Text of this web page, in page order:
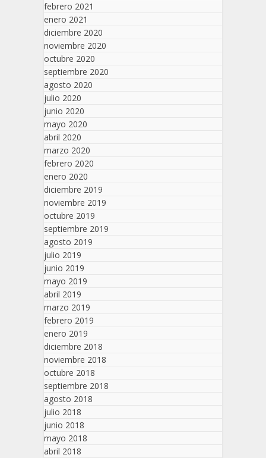
febrero 2021
enero 2021
diciembre 2020
noviembre 2020
octubre 2020
septiembre 2020
agosto 2020
julio 2020
junio 2020
mayo 2020
abril 2020
marzo 2020
febrero 2020
enero 2020
diciembre 2019
noviembre 2019
octubre 2019
septiembre 2019
agosto 2019
julio 2019
junio 2019
mayo 2019
abril 2019
marzo 2019
febrero 2019
enero 2019
diciembre 2018
noviembre 2018
octubre 2018
septiembre 2018
agosto 2018
julio 2018
junio 2018
mayo 2018
abril 2018